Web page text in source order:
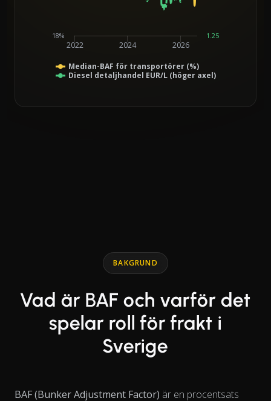
Line chart with 2 lines.
Median-BAF för transportörer (%)
Diesel detaljhandel EUR/L (höger axel)
2022 2024 2026
18% 1.25
BAKGRUND
Vad är BAF och varför det
spelar roll för frakt i
Sverige
BAF (Bunker Adjustment Factor) är en procentsats